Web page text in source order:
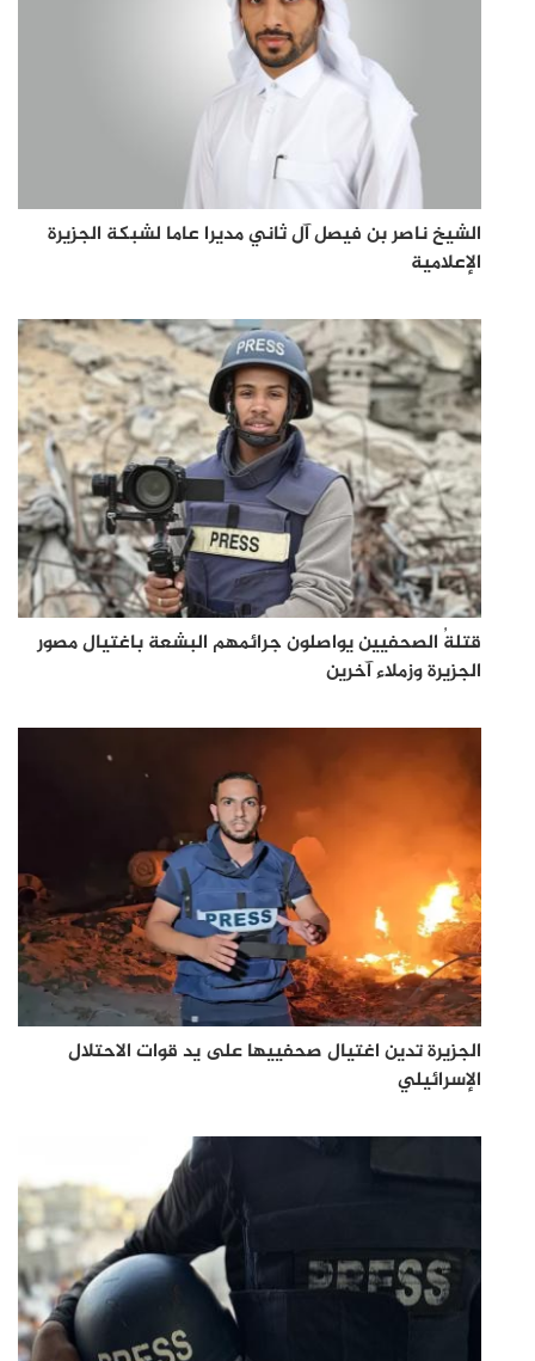
الشيخ ناصر بن فيصل آل ثاني مديرا عاما لشبكة الجزيرة
الإعلامية
قتلةُ الصحفيين يواصلون جرائمهم البشعة باغتيال مصور
الجزيرة وزملاء آخرين
الجزيرة تدين اغتيال صحفييها على يد قوات الاحتلال
الإسرائيلي